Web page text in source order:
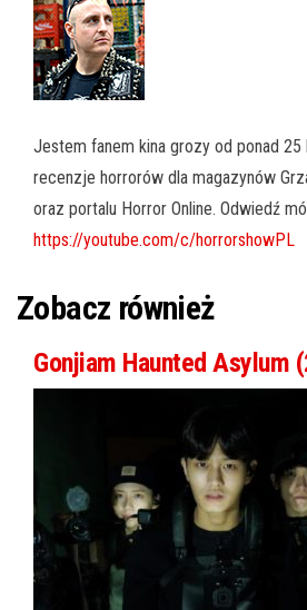
Jestem fanem kina grozy od ponad 25
recenzje horrorów dla magazynów
oraz portalu Horror Online. Odwiedź
https://youtube.com/c/horrorshowPL
Zobacz również
Gonjiam Haunted Asylum